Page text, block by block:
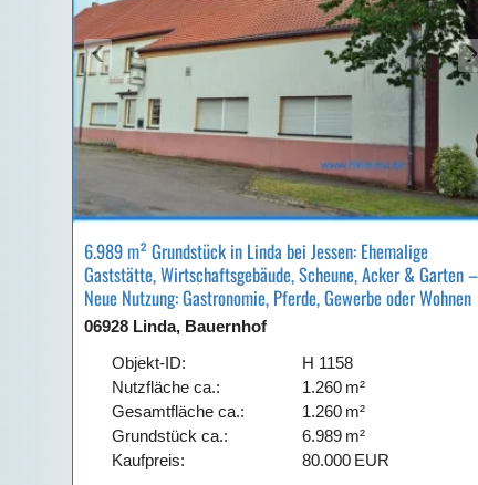
‹ ›
6.989 m² Grundstück in Linda bei Jessen: Ehemalige
Gaststätte, Wirtschaftsgebäude, Scheune, Acker & Garten –
Neue Nutzung: Gastronomie, Pferde, Gewerbe oder Wohnen
06928 Linda, Bauernhof
Objekt-ID:
H 1158
Nutzfläche ca.:
1.260 m²
Gesamtfläche ca.:
1.260 m²
Grund­stück ca.:
6.989 m²
Kaufpreis:
80.000 EUR